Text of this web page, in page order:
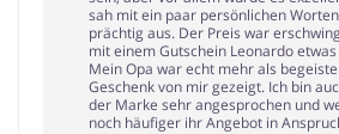
sah mit ein paar persönlichen
prächtig aus. Der Preis war
mit einem Gutschein Leonardo
Mein Opa war echt mehr als
Geschenk von mir gezeigt. Ich bin
der Marke sehr angesprochen und
noch häufiger ihr Angebot in